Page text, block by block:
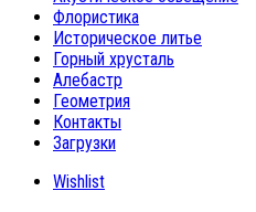
Флористика
Историческое литье
Горный хрусталь
Алебастр
Геометрия
Контакты
Загрузки
Wishlist